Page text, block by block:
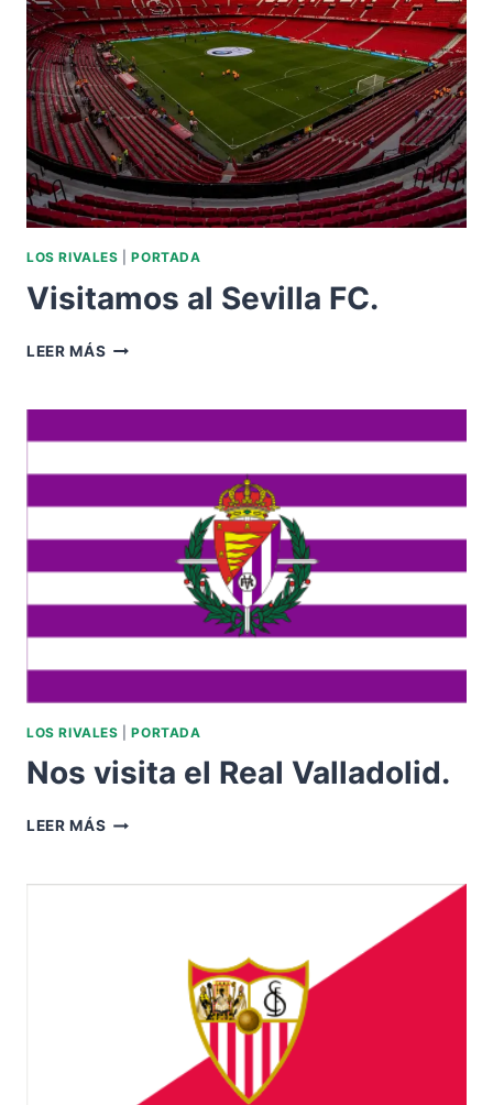
LOS RIVALES |PORTADA
Visitamos al Sevilla FC.
LEER MÁS VISITAMOS
FC.
LOS RIVALES |PORTADA
Nos visita el Real Valladolid.
LEER MÁS NOS
REAL